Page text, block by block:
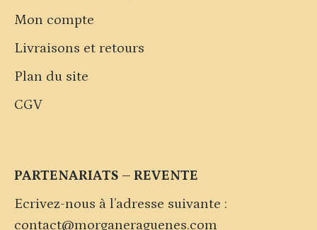
Mon compte
Livraisons et retours
Plan du site
CGV
PARTENARIATS – REVENTE
Ecrivez-nous à l’adresse suivante :
contact@morganeraguenes.com